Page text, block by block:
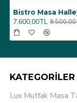
7.600,00TL
KATEGORİLER
Lux Mutfak Masa